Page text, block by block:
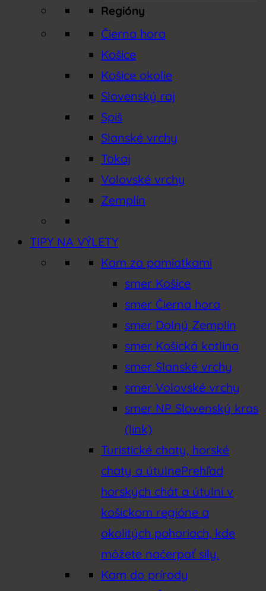
Regióny
Čierna hora
Košice
Košice okolie
Slovenský raj
Spiš
Slanské vrchy
Tokaj
Volovské vrchy
Zemplín
TIPY NA VÝLETY
Kam za pamiatkami
smer Košice
smer Čierna hora
smer Dolný Zemplín
smer Košická kotlina
smer Slanské vrchy
smer Volovské vrchy
smer NP Slovenský kras
(link)
Turistické chaty, horské
chaty a útulnePrehľad
horských chát a útulní v
košickom regióne a
okolitých pohoriach, kde
môžete načerpať sily.
Kam do prírody